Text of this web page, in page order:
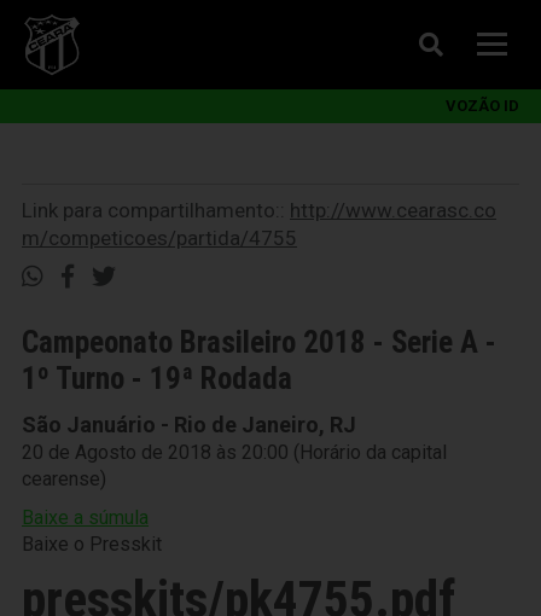
VOZÃO ID
Link para compartilhamento:: http://www.cearasc.co
m/competicoes/partida/4755
Campeonato Brasileiro 2018 - Serie A -
1º Turno - 19ª Rodada
São Januário - Rio de Janeiro, RJ
20 de Agosto de 2018 às 20:00 (Horário da capital
cearense)
Baixe a súmula
Baixe o Presskit
presskits/pk4755.pdf